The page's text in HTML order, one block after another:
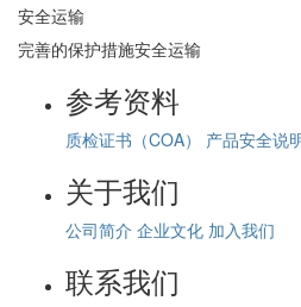
安全运输
完善的保护措施安全运输
参考资料
质检证书（COA） 产品安全说
关于我们
公司简介 企业文化 加入我们
联系我们